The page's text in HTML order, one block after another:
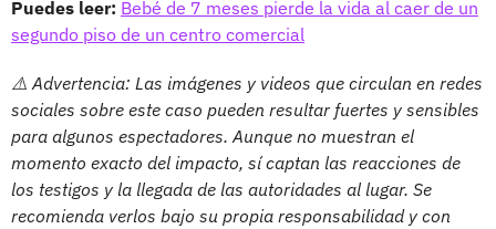
Puedes leer: Bebé de 7 meses pierde la vida al caer de un
segundo piso de un centro comercial
⚠️ Advertencia: Las imágenes y videos que circulan en redes
sociales sobre este caso pueden resultar fuertes y sensibles
para algunos espectadores. Aunque no muestran el
momento exacto del impacto, sí captan las reacciones de
los testigos y la llegada de las autoridades al lugar. Se
recomienda verlos bajo su propia responsabilidad y con